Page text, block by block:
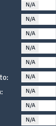
N/A
N/A
N/A
N/A
N/A
N/A
N/A
N/A
N/A